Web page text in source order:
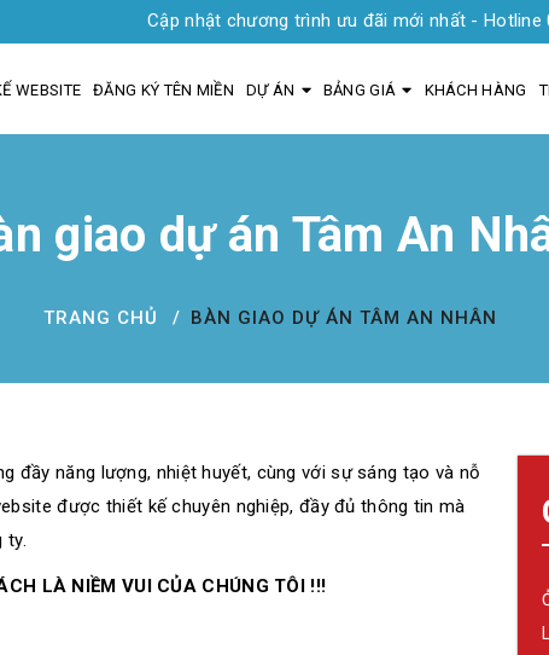
Cập nhật chương trình ưu đãi mới nhất - Hotline 0935 1919
WEBSITE ĐĂNG KÝ TÊN MIỀN DỰ ÁN BẢNG GIÁ KHÁCH HÀNG
giao dự án Tâm An
TRANG CHỦ BÀN GIAO DỰ ÁN TÂM AN NHÂN
đầy năng lượng, nhiệt huyết, cùng với sự sáng tạo và nỗ
được thiết kế chuyên nghiệp, đầy đủ thông tin mà
ty.
LÀ NIỀM VUI CỦA CHÚNG TÔI !!!